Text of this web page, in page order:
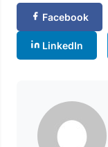
Facebook
LinkedIn